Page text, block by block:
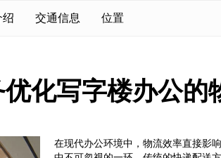
绍 交通信息 位置
化写字楼办公的
在现代办公环境中，物流效率直接影